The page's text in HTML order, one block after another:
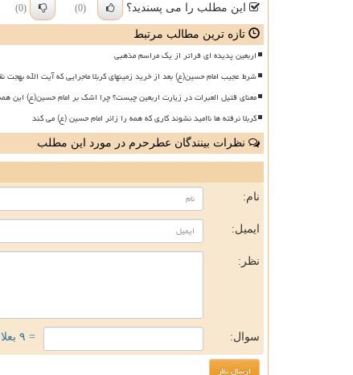
این مطلب را می پسندید؟ (0)
(0)
تازه ترین مطالب مرتبط
اربعین پدیده ای فراتر از یک مراسم مذهبی
شرط عجیب امام حسین(ع) بعد از خرید زمینهای کربلا ماجرایی که آیت الله بهجت
معنای قتیل العبرات در زیارت اربعین چیست؟ چرا اشک بر امام حسین(ع) این
کربلا نرفته ها ناامید نشوند کاری که همه را زائر امام حسین (ع) می کند
نظرات بینندگان عطرحرم در مورد این مطلب
نام:
ایمیل:
نظر:
سوال: = ۹ بعلاوه ۵